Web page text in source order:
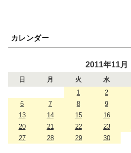
カレンダー
2011年11月
日 月 火 水
1
2
6
7 8 9
13
14 15 16
20
21 22 23
27
28 29 30